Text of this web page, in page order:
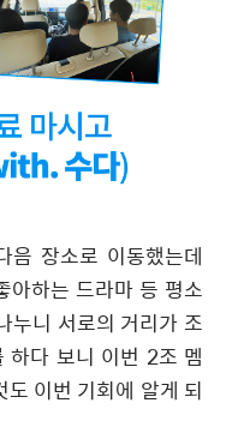
음 장소로 이동했는데
아하는 드라마 등 평소
누니 서로의 거리가 조
하다 보니 이번 2조 멤
이번 기회에 알게 되